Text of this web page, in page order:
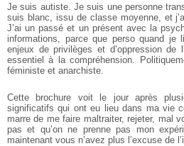
Je suis autiste. Je suis une personne
suis blanc, issu de classe moyenne, et
J’ai un passé et un présent avec la
informations, parce que perso quand
enjeux de privilèges et d’oppression de
essentiel à la compréhension.
féministe et anarchiste.
Cette brochure voit le jour après
significatifs qui ont eu lieu dans ma vie
marre de me faire maltraiter, rejeter, mal
pas et qu’on ne prenne pas mon
maintenant vous n’avez plus l’excuse de